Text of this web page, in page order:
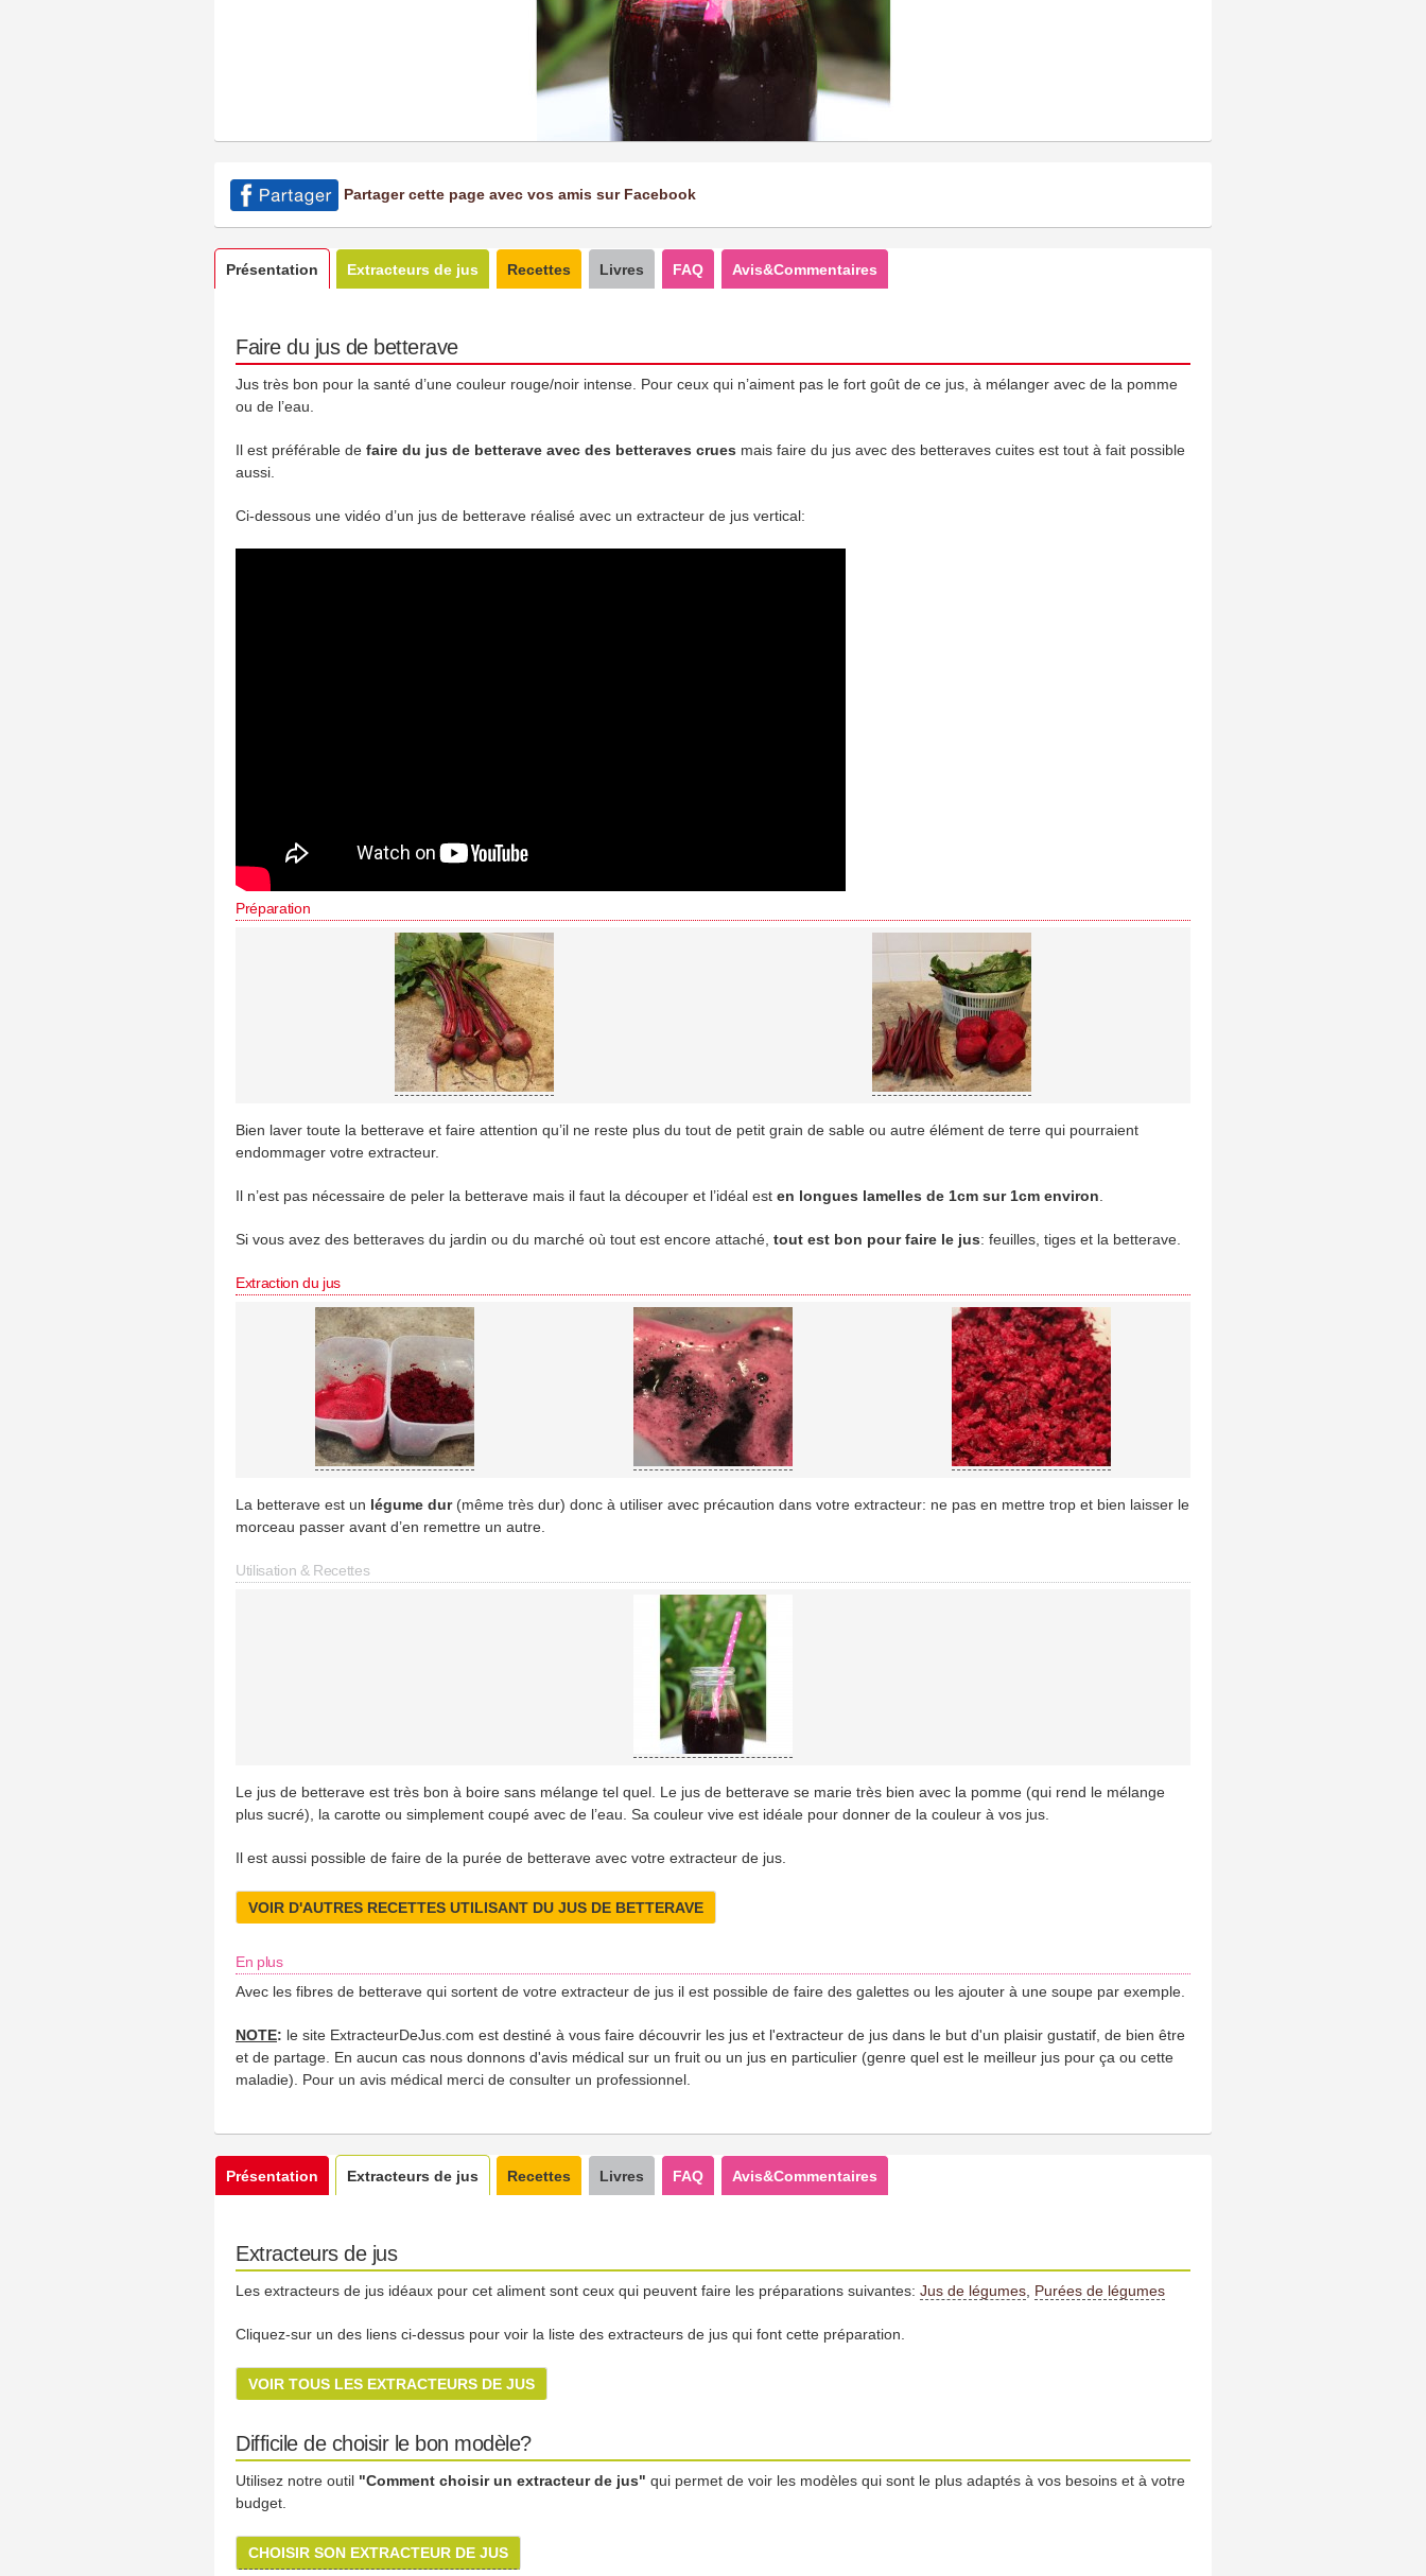
Partager cette page avec vos amis sur Facebook
Présentation Extracteurs de jus Recettes Livres FAQ Avis&Commentaires
Faire du jus de betterave
Jus très bon pour la santé d’une couleur rouge/noir intense. Pour ceux qui n’aiment pas le fort goût de ce jus, à mélanger avec de la pomme
ou de l’eau.
Il est préférable de faire du jus de betterave avec des betteraves crues mais faire du jus avec des betteraves cuites est tout à fait possible
aussi.
Ci-dessous une vidéo d’un jus de betterave réalisé avec un extracteur de jus vertical:
Préparation
Bien laver toute la betterave et faire attention qu’il ne reste plus du tout de petit grain de sable ou autre élément de terre qui pourraient
endommager votre extracteur.
Il n’est pas nécessaire de peler la betterave mais il faut la découper et l’idéal est en longues lamelles de 1cm sur 1cm environ
Si vous avez des betteraves du jardin ou du marché où tout est encore attaché, tout est bon pour faire le jus: feuilles, tiges et la betterave.
Extraction du jus
La betterave est un légume dur(même très dur) donc à utiliser avec précaution dans votre extracteur: ne pas en mettre trop et bien laisser le
morceau passer avant d’en remettre un autre.
Utilisation & Recettes
Le jus de betterave est très bon à boire sans mélange tel quel. Le jus de betterave se marie très bien avec la pomme (qui rend le mélange
plus sucré), la carotte ou simplement coupé avec de l’eau. Sa couleur vive est idéale pour donner de la couleur à vos jus.
Il est aussi possible de faire de la purée de betterave avec votre extracteur de jus.
VOIR D'AUTRES RECETTES UTILISANT DU JUS DE BETTERAVE
En plus
Avec les fibres de betterave qui sortent de votre extracteur de jus il est possible de faire des galettes ou les ajouter à une soupe par exemple.
NOTE: le site ExtracteurDeJus.com est destiné à vous faire découvrir les jus et l'extracteur de jus dans le but d'un plaisir gustatif, de bien être
et de partage. En aucun cas nous donnons d'avis médical sur un fruit ou un jus en particulier (genre quel est le meilleur jus pour ça ou cette
maladie). Pour un avis médical merci de consulter un professionnel.
Présentation Extracteurs de jus Recettes Livres FAQ Avis&Commentaires
Extracteurs de jus
Les extracteurs de jus idéaux pour cet aliment sont ceux qui peuvent faire les préparations suivantes: Jus de légumes Purées de légumes
Cliquez-sur un des liens ci-dessus pour voir la liste des extracteurs de jus qui font cette préparation.
VOIR TOUS LES EXTRACTEURS DE JUS
Difficile de choisir le bon modèle?
Utilisez notre outil "Comment choisir un extracteur de jus" qui permet de voir les modèles qui sont le plus adaptés à vos besoins et à votre
budget.
CHOISIR SON EXTRACTEUR DE JUS